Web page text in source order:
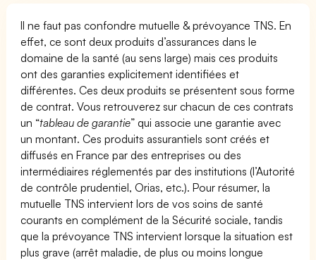
Il ne faut pas confondre mutuelle & prévoyance TNS. En
effet, ce sont deux produits d’assurances dans le
domaine de la santé (au sens large) mais ces produits
ont des garanties explicitement identifiées et
différentes. Ces deux produits se présentent sous forme
de contrat. Vous retrouverez sur chacun de ces contrats
un “tableau de garantie” qui associe une garantie avec
un montant. Ces produits assurantiels sont créés et
diffusés en France par des entreprises ou des
intermédiaires réglementés par des institutions (l’Autorité
de contrôle prudentiel, Orias, etc.). Pour résumer, la
mutuelle TNS intervient lors de vos soins de santé
courants en complément de la Sécurité sociale, tandis
que la prévoyance TNS intervient lorsque la situation est
plus grave (arrêt maladie, de plus ou moins longue